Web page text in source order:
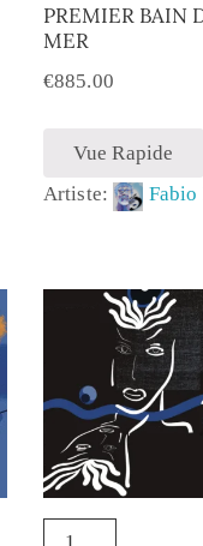
PREMIER BAIN
MER
€885.00
Vue Rapide
Artiste:
Fabio